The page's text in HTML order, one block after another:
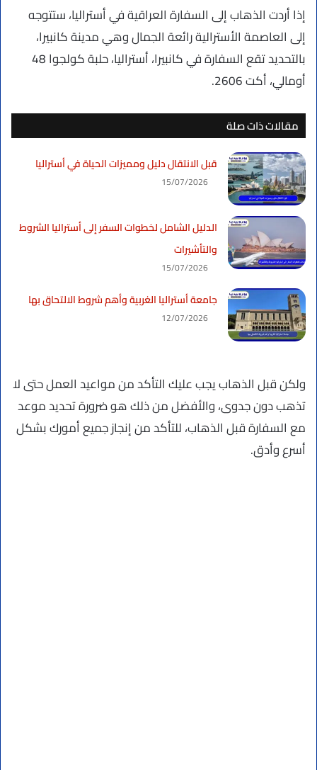
إذا أردت الذهاب إلى السفارة العراقية في أستراليا، ستتوجه
إلى العاصمة الأسترالية رائعة الجمال وهي مدينة كانبيرا،
بالتحديد تقع السفارة في كانبيرا، أستراليا، حلبة كولجوا 48
أومالي، أكت 2606.
مقالات ذات صلة
قبل الانتقال دليل ومميزات الحياة في أستراليا
15/07/2026
الدليل الشامل لخطوات السفر إلى أستراليا الشروط
والتأشيرات
15/07/2026
جامعة أستراليا الغربية وأهم شروط الالتحاق بها
12/07/2026
ولكن قبل الذهاب يجب عليك التأكد من مواعيد العمل حتى لا
تذهب دون جدوى، والأفضل من ذلك هو ضرورة تحديد موعد
مع السفارة قبل الذهاب، للتأكد من إنجاز جميع أمورك بشكل
أسرع وأدق.